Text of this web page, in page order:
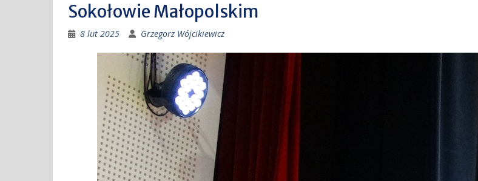
Sokołowie Małopolskim
8 lut 2025 Grzegorz Wójcikiewicz